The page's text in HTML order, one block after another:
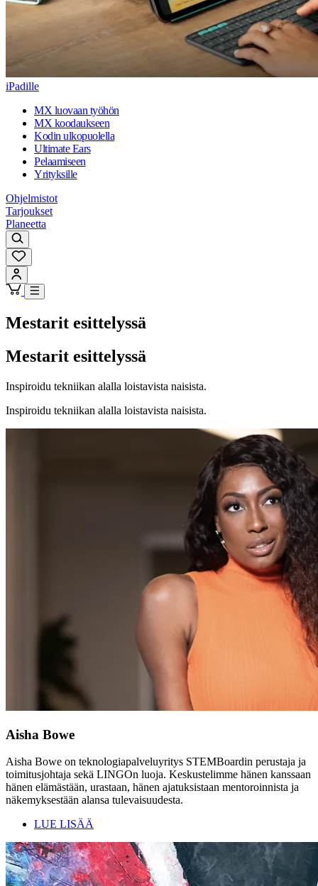
iPadille
MX luovaan työhön
MX koodaukseen
Kodin ulkopuolella
Ultimate Ears
Pelaamiseen
Yrityksille
Ohjelmistot
Tarjoukset
Planeetta
Mestarit esittelyssä
Mestarit esittelyssä
Inspiroidu tekniikan alalla loistavista naisista.
Inspiroidu tekniikan alalla loistavista naisista.
Aisha Bowe
Aisha Bowe on teknologiapalveluyritys STEMBoardin perustaja ja
toimitusjohtaja sekä LINGOn luoja. Keskustelimme hänen kanssaan
hänen elämästään, urastaan, hänen ajatuksistaan mentoroinnista ja
näkemyksestään alansa tulevaisuudesta.
LUE LISÄÄ